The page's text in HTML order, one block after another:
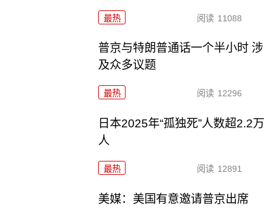
最热 阅读 11088
普京与特朗普通话一个半小时 涉
及众多议题
最热 阅读 12296
日本2025年“孤独死”人数超2.2万
人
最热 阅读 12891
美媒：美国有意邀请普京出席